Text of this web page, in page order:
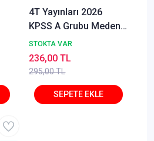
4T Yayınları 2026
KPSS A Grubu Medeni
Hukuk 20'li Deneme
Ernil Şahin
STOKTA VAR
295,00 TL
236,00 TL